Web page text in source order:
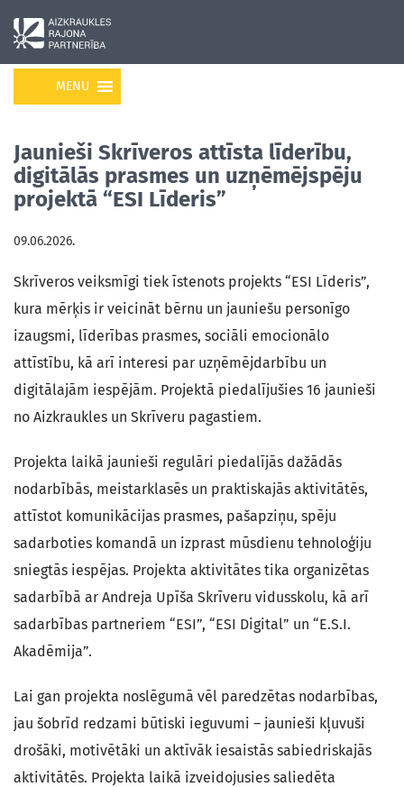
MENU
Jaunieši Skrīveros attīsta līderību,
digitālās prasmes un uzņēmējspēju
projektā “ESI Līderis”
09.06.2026.
Skrīveros veiksmīgi tiek īstenots projekts “ESI Līderis”,
kura mērķis ir veicināt bērnu un jauniešu personīgo
izaugsmi, līderības prasmes, sociāli emocionālo
attīstību, kā arī interesi par uzņēmējdarbību un
digitālajām iespējām. Projektā piedalījušies 16 jaunieši
no Aizkraukles un Skrīveru pagastiem.
Projekta laikā jaunieši regulāri piedalījās dažādās
nodarbībās, meistarklasēs un praktiskajās aktivitātēs,
attīstot komunikācijas prasmes, pašapziņu, spēju
sadarboties komandā un izprast mūsdienu tehnoloģiju
sniegtās iespējas. Projekta aktivitātes tika organizētas
sadarbībā ar Andreja Upīša Skrīveru vidusskolu, kā arī
sadarbības partneriem “ESI”, “ESI Digital” un “E.S.I.
Akadēmija”.
Lai gan projekta noslēgumā vēl paredzētas nodarbības,
jau šobrīd redzami būtiski ieguvumi – jaunieši kļuvuši
drošāki, motivētāki un aktīvāk iesaistās sabiedriskajās
aktivitātēs. Projekta laikā izveidojusies saliedēta